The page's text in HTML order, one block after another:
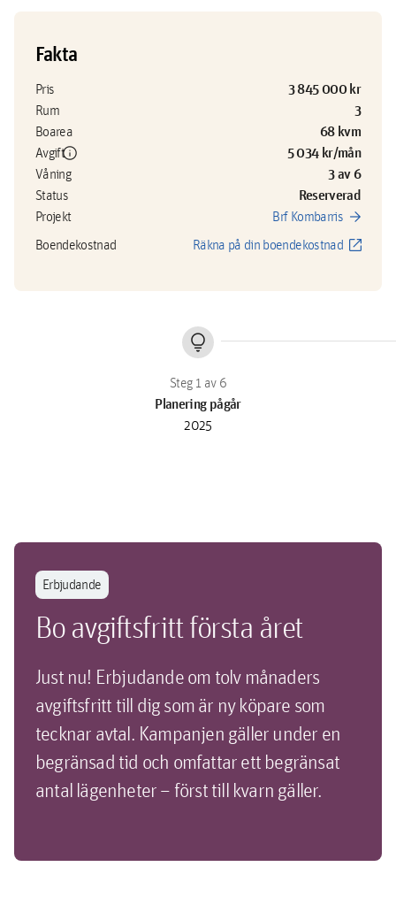
Fakta
Pris 3 845 000 kr
Rum 3
Boarea 68 kvm
Avgiftinfo 5 034 kr/mån
Våning 3 av 6
Status Reserverad
Projekt Brf Kombarris arrow_forward
Boendekostnad Räkna på din boendekostnad open_in_new
lightbulb
Planering pågår
2025
Erbjudande
Bo avgiftsfritt första året
Just nu! Erbjudande om tolv månaders
avgiftsfritt till dig som är ny köpare som
tecknar avtal. Kampanjen gäller under en
begränsad tid och omfattar ett begränsat
antal lägenheter – först till kvarn gäller.